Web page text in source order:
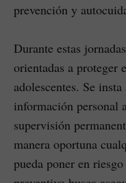
prevención y
Durante estas
orientadas a proteger
adolescentes. Se
información personal
supervisión
manera oportuna
pueda poner en